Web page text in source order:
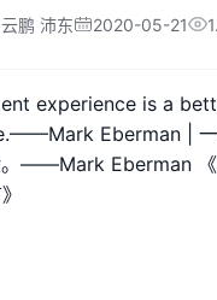
鹏 沛东 2020-05-21
experience is a
Eberman | 一
。——Mark Eberman